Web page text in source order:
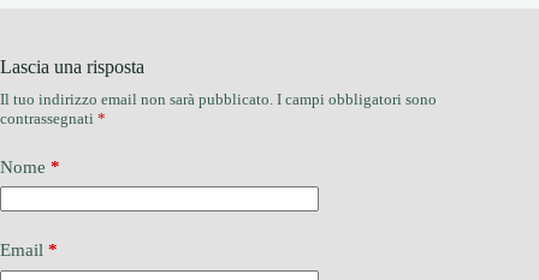
Lascia una risposta
Il tuo indirizzo email non sarà pubblicato. I campi obbligatori sono
contrassegnati *
Nome *
Email *